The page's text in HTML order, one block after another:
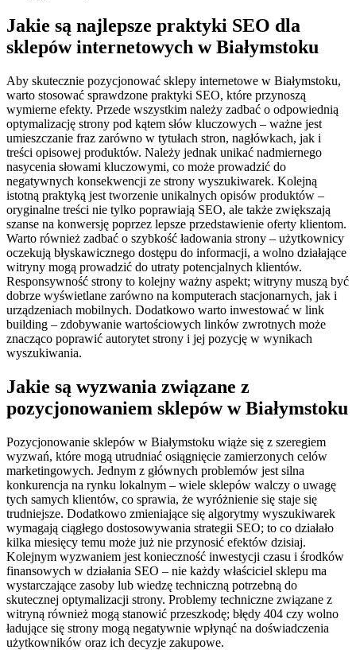
Jakie są najlepsze praktyki SEO dla
sklepów internetowych w Białymstoku
Aby skutecznie pozycjonować sklepy internetowe w Białymstoku,
warto stosować sprawdzone praktyki SEO, które przynoszą
wymierne efekty. Przede wszystkim należy zadbać o odpowiednią
optymalizację strony pod kątem słów kluczowych – ważne jest
umieszczanie fraz zarówno w tytułach stron, nagłówkach, jak i
treści opisowej produktów. Należy jednak unikać nadmiernego
nasycenia słowami kluczowymi, co może prowadzić do
negatywnych konsekwencji ze strony wyszukiwarek. Kolejną
istotną praktyką jest tworzenie unikalnych opisów produktów –
oryginalne treści nie tylko poprawiają SEO, ale także zwiększają
szanse na konwersję poprzez lepsze przedstawienie oferty klientom.
Warto również zadbać o szybkość ładowania strony – użytkownicy
oczekują błyskawicznego dostępu do informacji, a wolno działające
witryny mogą prowadzić do utraty potencjalnych klientów.
Responsywność strony to kolejny ważny aspekt; witryny muszą być
dobrze wyświetlane zarówno na komputerach stacjonarnych, jak i
urządzeniach mobilnych. Dodatkowo warto inwestować w link
building – zdobywanie wartościowych linków zwrotnych może
znacząco poprawić autorytet strony i jej pozycję w wynikach
wyszukiwania.
Jakie są wyzwania związane z
pozycjonowaniem sklepów w Białymstoku
Pozycjonowanie sklepów w Białymstoku wiąże się z szeregiem
wyzwań, które mogą utrudniać osiągnięcie zamierzonych celów
marketingowych. Jednym z głównych problemów jest silna
konkurencja na rynku lokalnym – wiele sklepów walczy o uwagę
tych samych klientów, co sprawia, że wyróżnienie się staje się
trudniejsze. Dodatkowo zmieniające się algorytmy wyszukiwarek
wymagają ciągłego dostosowywania strategii SEO; to co działało
kilka miesięcy temu może już nie przynosić efektów dzisiaj.
Kolejnym wyzwaniem jest konieczność inwestycji czasu i środków
finansowych w działania SEO – nie każdy właściciel sklepu ma
wystarczające zasoby lub wiedzę techniczną potrzebną do
skutecznej optymalizacji strony. Problemy techniczne związane z
witryną również mogą stanowić przeszkodę; błędy 404 czy wolno
ładujące się strony mogą negatywnie wpłynąć na doświadczenia
użytkowników oraz ich decyzje zakupowe.